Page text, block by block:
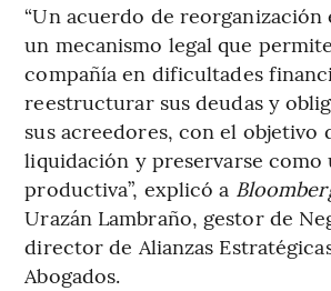
“Un acuerdo de reorganización
un mecanismo legal que
compañía en dificultades
reestructurar sus deudas y
sus acreedores, con el objetivo
liquidación y preservarse como
productiva”, explicó a
Urazán Lambraño, gestor de
director de Alianzas
Abogados.